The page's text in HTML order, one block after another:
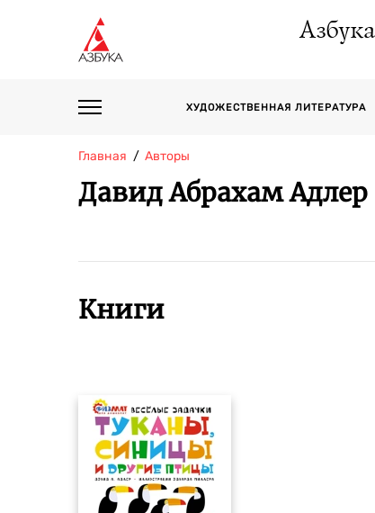
Азбука
ХУДОЖЕСТВЕННАЯ ЛИТЕРАТУРА
Главная Авторы
Давид Абрахам Адлер
Книги